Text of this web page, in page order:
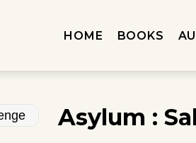
HOME BOOKS
Asylum :